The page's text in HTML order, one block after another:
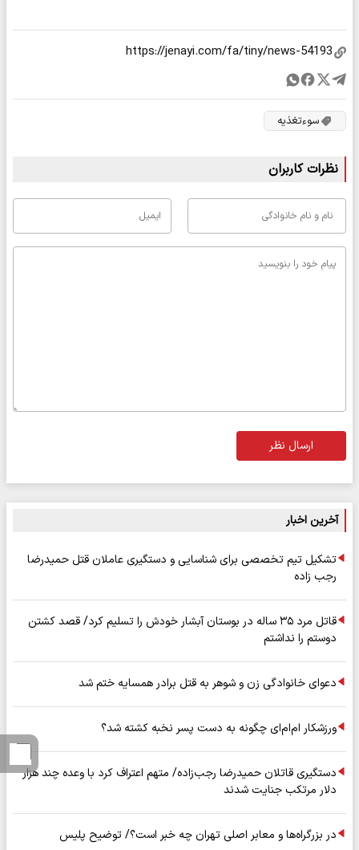
سوءتغذیه
نظرات کاربران
ارسال نظر
آخرین اخبار
تشکیل تیم تخصصی برای شناسایی و دستگیری عاملان قتل حمیدرضا
رجب زاده
قاتل مرد ۳۵ ساله در بوستان آبشار خودش را تسلیم کرد/ قصد کشتن
دوستم را نداشتم
دعوای خانوادگی زن و شوهر به قتل برادر همسایه ختم شد
ورزشکار ام‌ام‌ای چگونه به دست پسر نخبه کشته شد؟
دستگیری قاتلان حمیدرضا رجب‌زاده/ متهم اعتراف کرد با وعده چند هزار
دلار مرتکب جنایت شدند
در بزرگراه‌ها و معابر اصلی تهران چه خبر است؟/ توضیح پلیس